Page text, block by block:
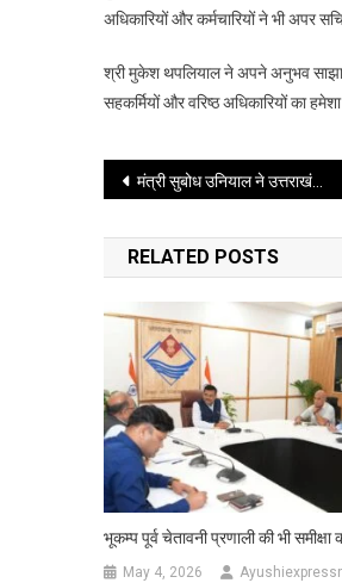
अधिकारियों और कर्मचारियों ने भी अपर
श्री मुकेश थपलियाल ने अपने अनुभव साझा
सहकर्मियों और वरिष्ठ अधिकारियों का
Post
navigation
मंत्री सुबोध उनियाल ने उत्तराखंड इनोवेशन फेस्टिवल-2024 के पोस्टर का किया लोकापर्ण
RELATED POSTS
भूकम्प पूर्व चेतावनी प्रणाली की भी समीक्षा
May 4, 2026